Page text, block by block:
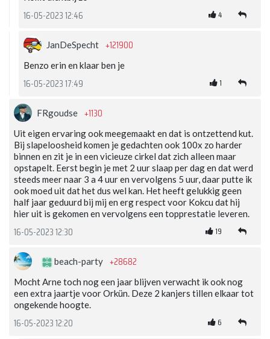
16-05-2023 12:46 4
JanDeSpecht +121900
Benzo erin en klaar ben je
16-05-2023 17:49 1
FRgoudse +1130
Uit eigen ervaring ook meegemaakt en dat is ontzettend kut.
Bij slapeloosheid komen je gedachten ook 100x zo harder
binnen en zit je in een vicieuze cirkel dat zich alleen maar
opstapelt. Eerst begin je met 2 uur slaap per dag en dat werd
steeds meer naar 3 a 4 uur en vervolgens 5 uur, daar putte ik
ook moed uit dat het dus wel kan. Het heeft gelukkig geen
half jaar geduurd bij mij en erg respect voor Kokcu dat hij
hier uit is gekomen en vervolgens een topprestatie leveren.
16-05-2023 12:30 19
beach-party +28682
Mocht Arne toch nog een jaar blijven verwacht ik ook nog
een extra jaartje voor Orkün. Deze 2 kanjers tillen elkaar tot
ongekende hoogte.
16-05-2023 12:20 6